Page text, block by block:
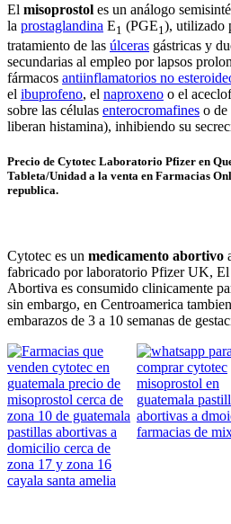
El misoprostol es un análogo
la prostaglandina E1 (PGE1), utilizado
tratamiento de las úlceras gástricas y
secundarias al empleo por lapsos
fármacos antiinflamatorios no
el ibuprofeno, el naproxeno o el
sobre las células enterocromafines o
liberan histamina), inhibiendo su
Precio de Cytotec Laboratorio Pfizer en
Tableta/Unidad a la venta en Farmacias
republica.
Cytotec es un medicamento abortivo
fabricado por laboratorio Pfizer UK,
Abortiva es consumido clinicamente
sin embargo, en Centroamerica
embarazos de 3 a 10 semanas de